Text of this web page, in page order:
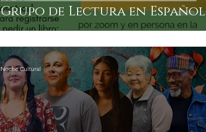
Grupo de Lectura en Español
Noche Cultural